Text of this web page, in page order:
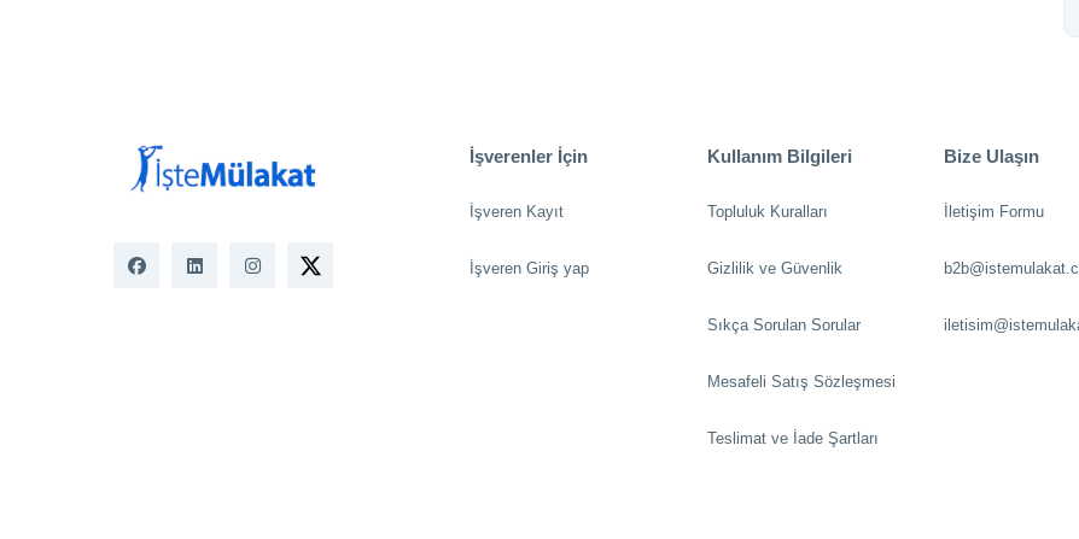
İşverenler İçin
İşveren Kayıt
İşveren Giriş yap
Kullanım Bilgileri
Topluluk Kuralları
Gizlilik ve Güvenlik
Sıkça Sorulan Sorular
Mesafeli Satış Sözleşmesi
Teslimat ve İade Şartları
Bize Ulaşın
İletişim Formu